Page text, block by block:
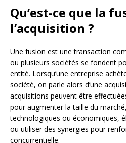
Qu’est-ce que la
l’acquisition ?
Une fusion est une transaction
ou plusieurs sociétés se fondent
entité. Lorsqu’une entreprise
société, on parle alors d’une
acquisitions peuvent être
pour augmenter la taille du
technologiques ou économiques,
ou utiliser des synergies pour
concurrentielle.